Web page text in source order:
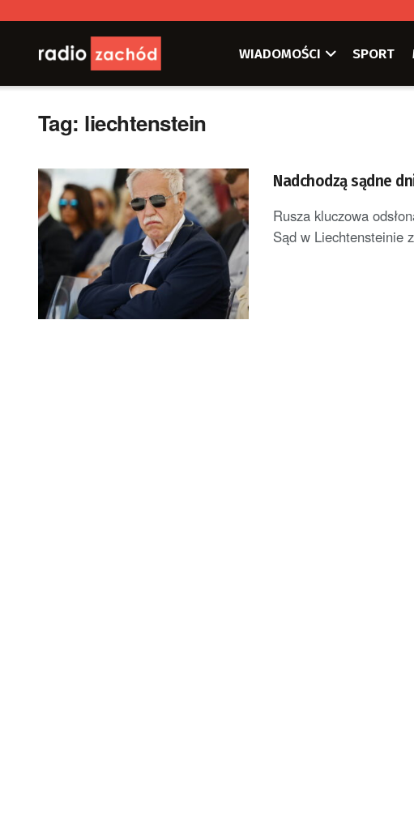
WIADOMOŚCI SPORT
Tag: liechtenstein
Nadchodzą sądne
Rusza kluczowa
Sąd w Liechtensteinie